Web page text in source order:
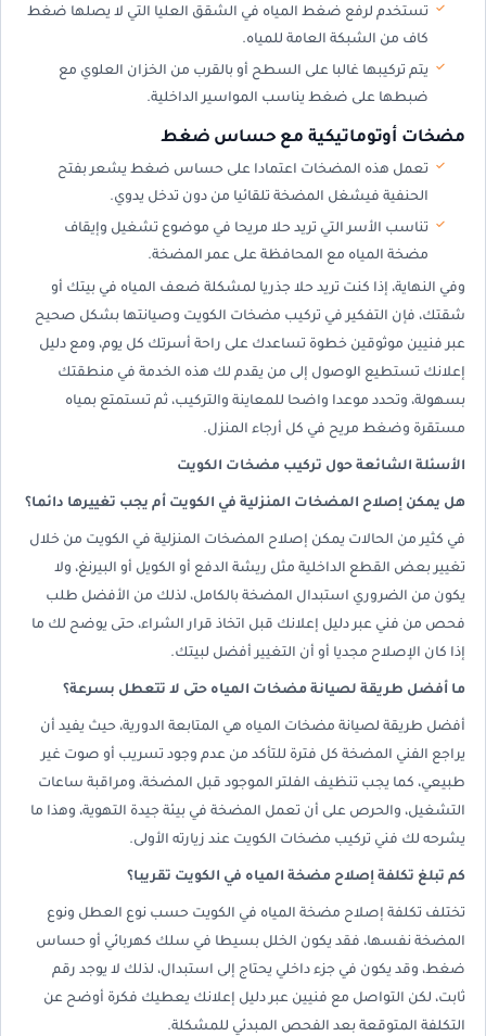
تستخدم لرفع ضغط المياه في الشقق العليا التي لا يصلها ضغط
كاف من الشبكة العامة للمياه.
يتم تركيبها غالبا على السطح أو بالقرب من الخزان العلوي مع
ضبطها على ضغط يناسب المواسير الداخلية.
مضخات أوتوماتيكية مع حساس ضغط
تعمل هذه المضخات اعتمادا على حساس ضغط يشعر بفتح
الحنفية فيشغل المضخة تلقائيا من دون تدخل يدوي.
تناسب الأسر التي تريد حلا مريحا في موضوع تشغيل وإيقاف
مضخة المياه مع المحافظة على عمر المضخة.
وفي النهاية، إذا كنت تريد حلا جذريا لمشكلة ضعف المياه في بيتك أو
شقتك، فإن التفكير في تركيب مضخات الكويت وصيانتها بشكل صحيح
عبر فنيين موثوقين خطوة تساعدك على راحة أسرتك كل يوم، ومع دليل
إعلانك تستطيع الوصول إلى من يقدم لك هذه الخدمة في منطقتك
بسهولة، وتحدد موعدا واضحا للمعاينة والتركيب، ثم تستمتع بمياه
مستقرة وضغط مريح في كل أرجاء المنزل.
الأسئلة الشائعة حول تركيب مضخات الكويت
هل يمكن إصلاح المضخات المنزلية في الكويت أم يجب تغييرها دائما؟
في كثير من الحالات يمكن إصلاح المضخات المنزلية في الكويت من خلال
تغيير بعض القطع الداخلية مثل ريشة الدفع أو الكويل أو البيرنغ، ولا
يكون من الضروري استبدال المضخة بالكامل، لذلك من الأفضل طلب
فحص من فني عبر دليل إعلانك قبل اتخاذ قرار الشراء، حتى يوضح لك ما
إذا كان الإصلاح مجديا أو أن التغيير أفضل لبيتك.
ما أفضل طريقة لصيانة مضخات المياه حتى لا تتعطل بسرعة؟
أفضل طريقة لصيانة مضخات المياه هي المتابعة الدورية، حيث يفيد أن
يراجع الفني المضخة كل فترة للتأكد من عدم وجود تسريب أو صوت غير
طبيعي، كما يجب تنظيف الفلتر الموجود قبل المضخة، ومراقبة ساعات
التشغيل، والحرص على أن تعمل المضخة في بيئة جيدة التهوية، وهذا ما
يشرحه لك فني تركيب مضخات الكويت عند زيارته الأولى.
كم تبلغ تكلفة إصلاح مضخة المياه في الكويت تقريبا؟
تختلف تكلفة إصلاح مضخة المياه في الكويت حسب نوع العطل ونوع
المضخة نفسها، فقد يكون الخلل بسيطا في سلك كهربائي أو حساس
ضغط، وقد يكون في جزء داخلي يحتاج إلى استبدال، لذلك لا يوجد رقم
ثابت، لكن التواصل مع فنيين عبر دليل إعلانك يعطيك فكرة أوضح عن
التكلفة المتوقعة بعد الفحص المبدئي للمشكلة.